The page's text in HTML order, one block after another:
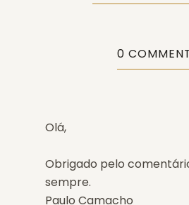
0
Olá,
Obrigado pelo
sempre.
Paulo Camacho